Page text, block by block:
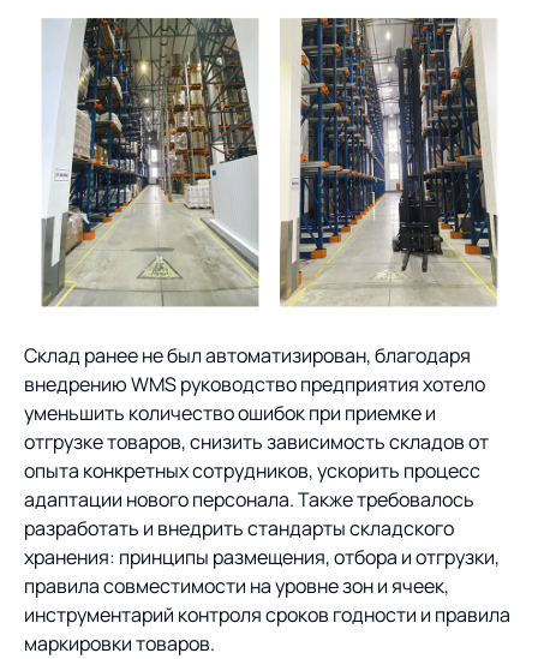
контейнерным
терминалом
Контакты
Академия
Предложение для
учебных заведений
База знаний
База знаний
Склад ранее не был автоматизирован, благодаря
внедрению WMS руководство предприятия хотело
уменьшить количество ошибок при приемке и
отгрузке товаров, снизить зависимость складов от
опыта конкретных сотрудников, ускорить процесс
адаптации нового персонала. Также требовалось
разработать и внедрить стандарты складского
хранения: принципы размещения, отбора и отгрузки,
правила совместимости на уровне зон и ячеек,
инструментарий контроля сроков годности и правила
маркировки товаров.